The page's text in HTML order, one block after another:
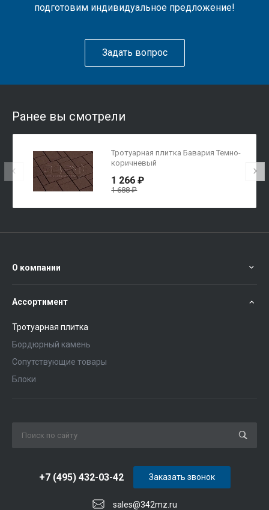
подготовим индивидуальное предложение!
Задать вопрос
Ранее вы смотрели
Тротуарная плитка Бавария Темно-
коричневый
1 266 ₽
1 688 ₽
О компании
Ассортимент
Тротуарная плитка
Бордюрный камень
Сопутствующие товары
Блоки
sales@342mz.ru
+7 (495) 432-03-42 Заказать звонок